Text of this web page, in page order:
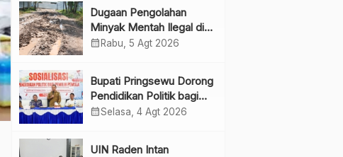
Dugaan Pengolahan
Minyak Mentah Ilegal di
Pesawaran Jadi Sorotan
calendar_month Rabu, 5 Agt 2026
Bupati Pringsewu Dorong
Pendidikan Politik bagi
Pemilih Pemula
calendar_monthSelasa, 4 Agt 2026
UIN Raden Intan